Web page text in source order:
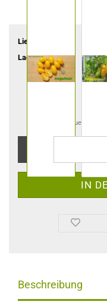
Lieferzeit:
Lagerbestand:
Kein
Beschreibung